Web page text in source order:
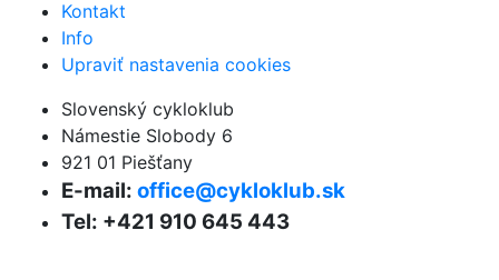
Kontakt
Info
Upraviť nastavenia cookies
Slovenský cykloklub
Námestie Slobody 6
921 01 Piešťany
E-mail: office@cykloklub.sk
Tel: +421 910 645 443